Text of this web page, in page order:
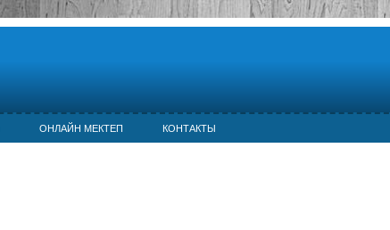
ОНЛАЙН МЕКТЕП КОНТАКТЫ